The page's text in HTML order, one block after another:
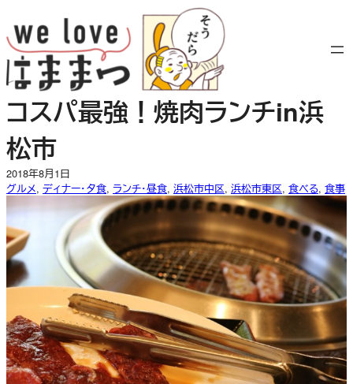
容
を
ス
キ
ッ
プ
コスパ最強！焼肉ランチin浜
松市
2018年8月1日
グルメ, ディナー・夕食, ランチ・昼食, 浜松市中区, 浜松市東区, 食べる, 食事